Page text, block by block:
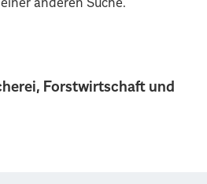
Forstwirtschaft und
anderen Suche.